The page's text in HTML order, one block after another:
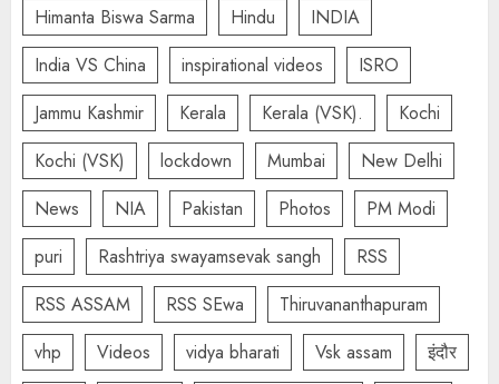
Himanta Biswa Sarma
Hindu
INDIA
India VS China
inspirational videos
ISRO
Jammu Kashmir
Kerala Kerala (VSK).
Kochi
Kochi (VSK)
lockdown Mumbai
New Delhi
News
NIA Pakistan Photos
PM Modi
puri
Rashtriya swayamsevak sangh
RSS
RSS ASSAM
RSS SEwa
Thiruvananthapuram
vhp
Videos vidya bharati Vsk assam
इंदौर